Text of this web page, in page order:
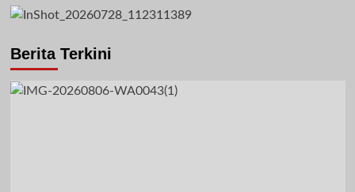
Berita Terkini